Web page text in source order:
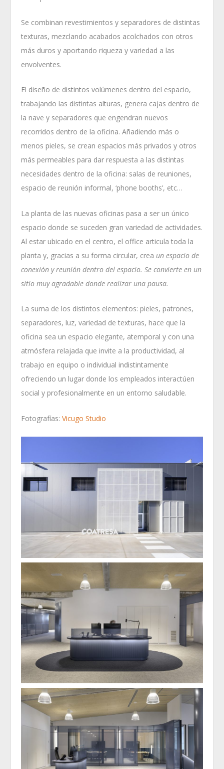
Se combinan revestimientos y separadores de distintas
texturas, mezclando acabados acolchados con otros
más duros y aportando riqueza y variedad a las
envolventes.
El diseño de distintos volúmenes dentro del espacio,
trabajando las distintas alturas, genera cajas dentro de
la nave y separadores que engendran nuevos
recorridos dentro de la oficina. Añadiendo más o
menos pieles, se crean espacios más privados y otros
más permeables para dar respuesta a las distintas
necesidades dentro de la oficina: salas de reuniones,
espacio de reunión informal, ‘phone booths’, etc…
La planta de las nuevas oficinas pasa a ser un único
espacio donde se suceden gran variedad de actividades.
Al estar ubicado en el centro, el office articula toda la
planta y, gracias a su forma circular, crea un espacio de
conexión y reunión dentro del espacio. Se convierte en un
sitio muy agradable donde realizar una pausa.
La suma de los distintos elementos: pieles, patrones,
separadores, luz, variedad de texturas, hace que la
oficina sea un espacio elegante, atemporal y con una
atmósfera relajada que invite a la productividad, al
trabajo en equipo o individual indistintamente
ofreciendo un lugar donde los empleados interactúen
social y profesionalmente en un entorno saludable.
Fotografías:Vicugo Studio